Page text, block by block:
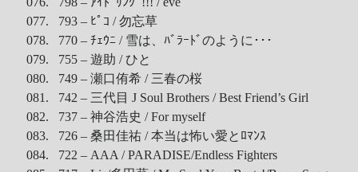
077. 793 – ﾋﾟｺ / 勿忘草
078. 770 – ﾁｪｳﾆ / 雪は、ﾊﾞﾗｰﾄﾞのように･･･
079. 755 – 遊助 / ひと
080. 749 – 瀬口侑希 / 三春の桜
081. 742 – 三代目 J Soul Brothers / Best Friend’s Girl
082. 737 – 神谷浩史 / For myself
083. 726 – 桑田佳祐 / 本当は怖い愛とﾛﾏﾝｽ
084. 722 – AAA / PARADISE/Endless Fighters